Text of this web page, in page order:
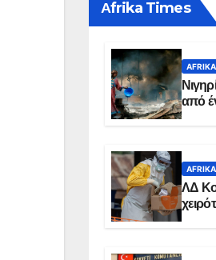
Αfrika Times
από
ΛΔ
χώρας